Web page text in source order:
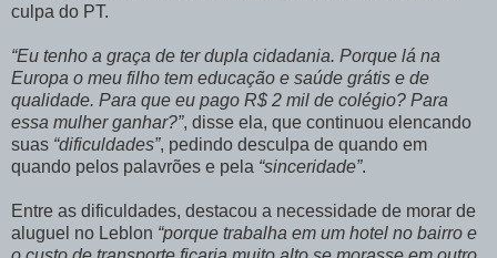
culpa do PT.
“Eu tenho a graça de ter dupla cidadania. Porque lá na
Europa o meu filho tem educação e saúde grátis e de
qualidade. Para que eu pago R$ 2 mil de colégio? Para
essa mulher ganhar?”, disse ela, que continuou elencando
suas “dificuldades”, pedindo desculpa de quando em
quando pelos palavrões e pela “sinceridade”.
Entre as dificuldades, destacou a necessidade de morar de
aluguel no Leblon “porque trabalha em um hotel no bairro e